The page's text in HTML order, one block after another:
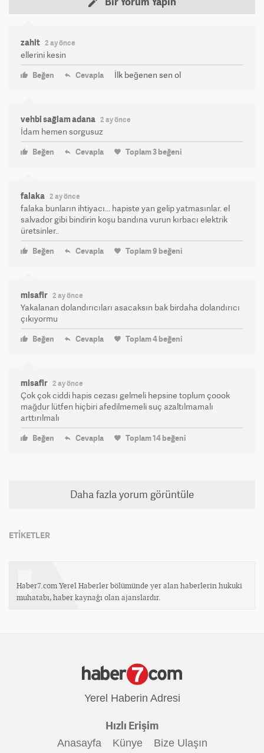
zahit 2 ay önce
ellerini kesin
Beğen Cevapla İlk beğenen sen ol
vehbi sağlam adana 2 ay önce
İdam hemen sorgusuz
Beğen Cevapla Toplam3beğeni
falaka 2 ay önce
falaka bunların ihtiyacı... hapiste yan gelip yatmasınlar. el
salvador gibi bindirin koşu bandına vurun kırbacı elektrik
üretsinler..
Beğen Cevapla Toplam9 beğeni
misafir 2 ay önce
Yakalanan dolandırıcıları asacaksın bak birdaha dolandırıcı
çıkıyormu
Beğen Cevapla Toplam4beğeni
misafir 2 ay önce
Çok çok ciddi hapis cezası gelmeli hepsine toplum çoook
mağdur lütfen hiçbiri afedilmemeli suç azaltılmamalı
arttırılmalı
Beğen Cevapla Toplam14beğeni
Daha fazla yorum görüntüle
ETİKETLER
Haber7.com Yerel Haberler bölümünde yer alan haberlerin hukuki
muhatabı, haber kaynağı olan ajanslardır.
Yerel Haberin Adresi
Hızlı Erişim
Anasayfa Künye Bize Ulaşın